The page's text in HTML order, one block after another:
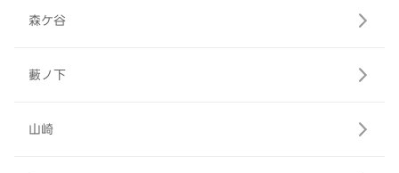
森ケ谷
藪ノ下
山崎